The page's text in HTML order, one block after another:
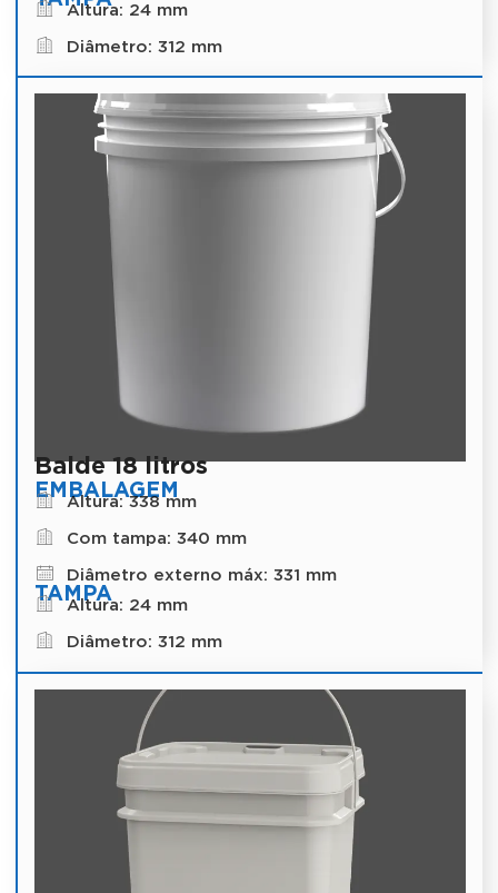
Altura: 24 mm
Diâmetro: 312 mm
Balde 18 litros
EMBALAGEM
Altura: 338 mm
Com tampa: 340 mm
Diâmetro externo máx: 331 mm
TAMPA
Altura: 24 mm
Diâmetro: 312 mm